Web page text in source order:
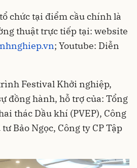
chức tại điểm cầu chính là
thuật trực tiếp tại: website
; Youtube: Diễn
Festival Khởi nghiệp,
đồng hành, hỗ trợ của: Tổng
thác Dầu khí (PVEP), Công
Bảo Ngọc, Công ty CP Tập